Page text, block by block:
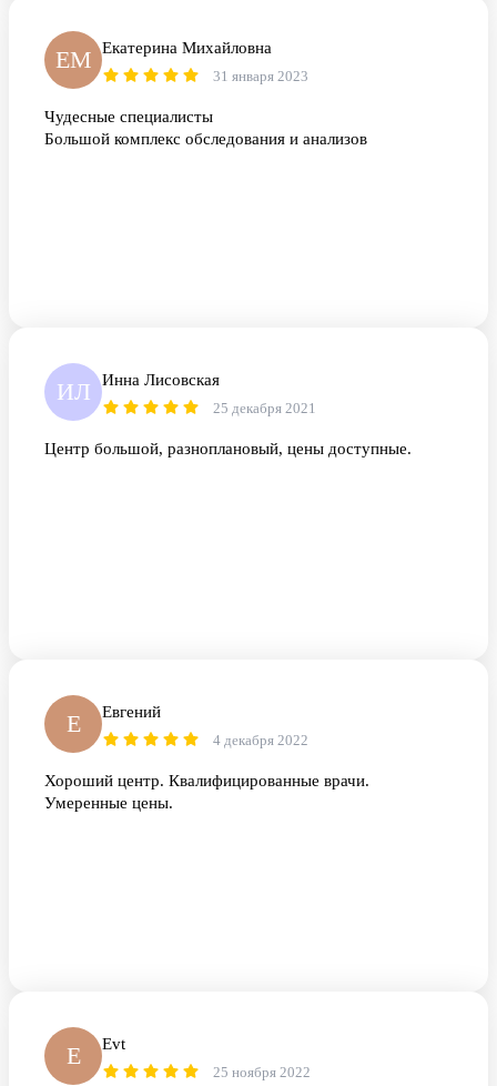
ЕМ Екатерина Михайловна
31 января 2023
Чудесные специалисты
Большой комплекс обследования и анализов
ИЛ Инна Лисовская
25 декабря 2021
Центр большой, разноплановый, цены доступные.
Е Евгений
4 декабря 2022
Хороший центр. Квалифицированные врачи.
Умеренные цены.
Е Еvt
25 ноября 2022